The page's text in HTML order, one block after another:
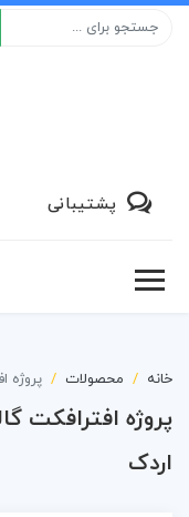
پشتیبانی
خانه محصولات پروژه
پروژه افترافکت
اردک